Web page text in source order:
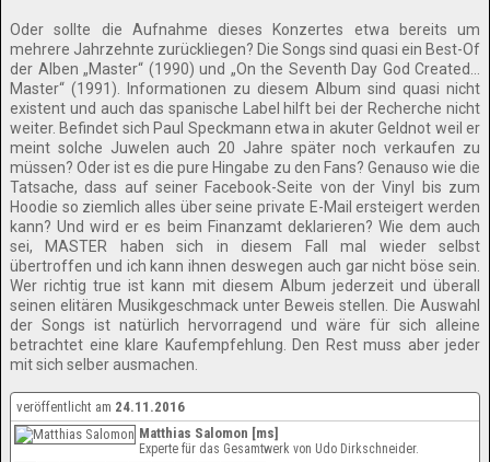
Oder sollte die Aufnahme dieses Konzertes etwa bereits um
mehrere Jahrzehnte zurückliegen? Die Songs sind quasi ein Best-Of
der Alben „Master“ (1990) und „On the Seventh Day God Created…
Master“ (1991). Informationen zu diesem Album sind quasi nicht
existent und auch das spanische Label hilft bei der Recherche nicht
weiter. Befindet sich Paul Speckmann etwa in akuter Geldnot weil er
meint solche Juwelen auch 20 Jahre später noch verkaufen zu
müssen? Oder ist es die pure Hingabe zu den Fans? Genauso wie die
Tatsache, dass auf seiner Facebook-Seite von der Vinyl bis zum
Hoodie so ziemlich alles über seine private E-Mail ersteigert werden
kann? Und wird er es beim Finanzamt deklarieren? Wie dem auch
sei, MASTER haben sich in diesem Fall mal wieder selbst
übertroffen und ich kann ihnen deswegen auch gar nicht böse sein.
Wer richtig true ist kann mit diesem Album jederzeit und überall
seinen elitären Musikgeschmack unter Beweis stellen. Die Auswahl
der Songs ist natürlich hervorragend und wäre für sich alleine
betrachtet eine klare Kaufempfehlung. Den Rest muss aber jeder
mit sich selber ausmachen.
veröffentlicht am 24.11.2016
Matthias Salomon [ms]
Experte für das Gesamtwerk von Udo Dirkschneider.